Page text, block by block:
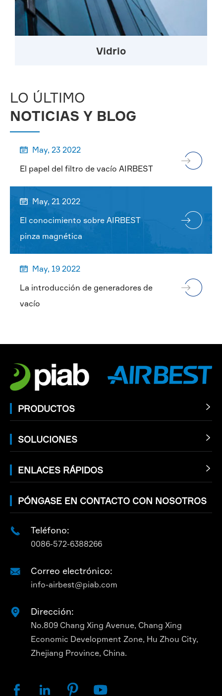
Vidrio
LO ÚLTIMO
NOTICIAS Y BLOG

May, 23 2022
El papel del filtro de vacío AIRBEST

May, 21 2022
El conocimiento sobre AIRBEST
pinza magnética

May, 19 2022
La introducción de generadores de
vacío
PRODUCTOS 
SOLUCIONES 
ENLACES RÁPIDOS 
PÓNGASE EN CONTACTO CON NOSOTROS
 Teléfono:
0086-572-6388266
 Correo electrónico:
info-airbest@piab.com
 Dirección:
No.809 Chang Xing Avenue, Chang Xing
Economic Development Zone, Hu Zhou City,
Zhejiang Province, China.
   